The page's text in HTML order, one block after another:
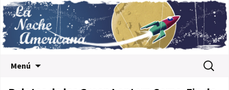
Menú Buscar: